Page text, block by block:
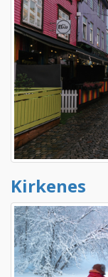
Kirkenes